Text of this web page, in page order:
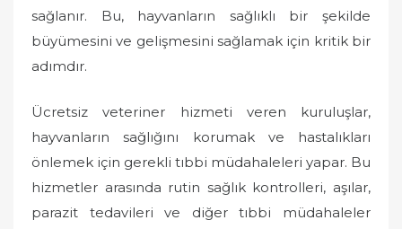
sağlanır. Bu, hayvanların sağlıklı bir şekilde
büyümesini ve gelişmesini sağlamak için kritik bir
adımdır.
Ücretsiz veteriner hizmeti veren kuruluşlar,
hayvanların sağlığını korumak ve hastalıkları
önlemek için gerekli tıbbi müdahaleleri yapar. Bu
hizmetler arasında rutin sağlık kontrolleri, aşılar,
parazit tedavileri ve diğer tıbbi müdahaleler